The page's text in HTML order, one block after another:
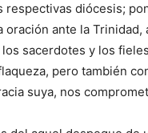
respectivas diócesis;
oración ante la Trinidad,
sacerdotes y los
pero también
suya, nos